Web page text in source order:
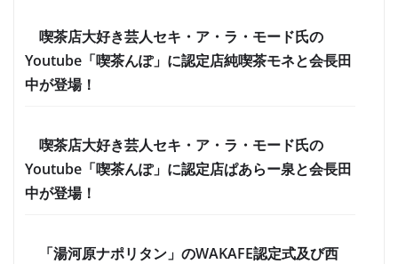
喫茶店大好き芸人セキ・ア・ラ・モード氏の
Youtube「喫茶んぽ」に認定店純喫茶モネと会長田
中が登場！
喫茶店大好き芸人セキ・ア・ラ・モード氏の
Youtube「喫茶んぽ」に認定店ぱあらー泉と会長田
中が登場！
「湯河原ナポリタン」のWAKAFE認定式及び西